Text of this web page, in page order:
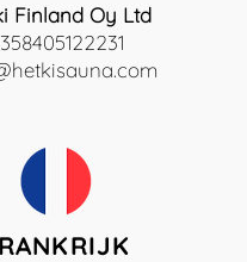
Finland Oy Ltd